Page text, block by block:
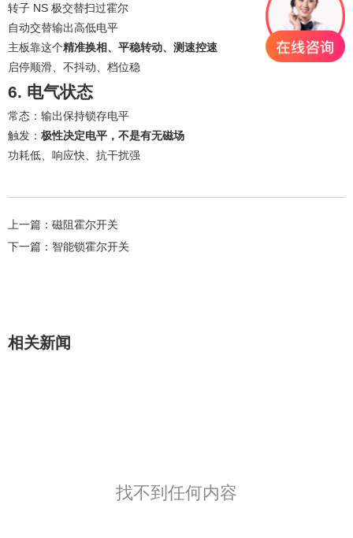
转子 NS 极交替扫过霍尔
自动交替输出高低电平
主板靠这个精准换相、平稳转动、测速控速
启停顺滑、不抖动、档位稳
6. 电气状态
常态：输出保持锁存电平
触发： 极性决定电平，不是有无磁场
功耗低、响应快、抗干扰强
上一篇： 磁阻霍尔开关
下一篇： 智能锁霍尔开关
相关新闻
找不到任何内容